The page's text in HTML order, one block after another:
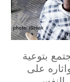
بتوعية
على